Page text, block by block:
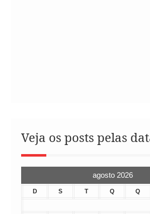
Veja os posts pelas
agosto 2026
D S T Q Q